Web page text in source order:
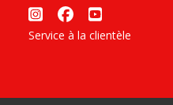
Service à la clientèle